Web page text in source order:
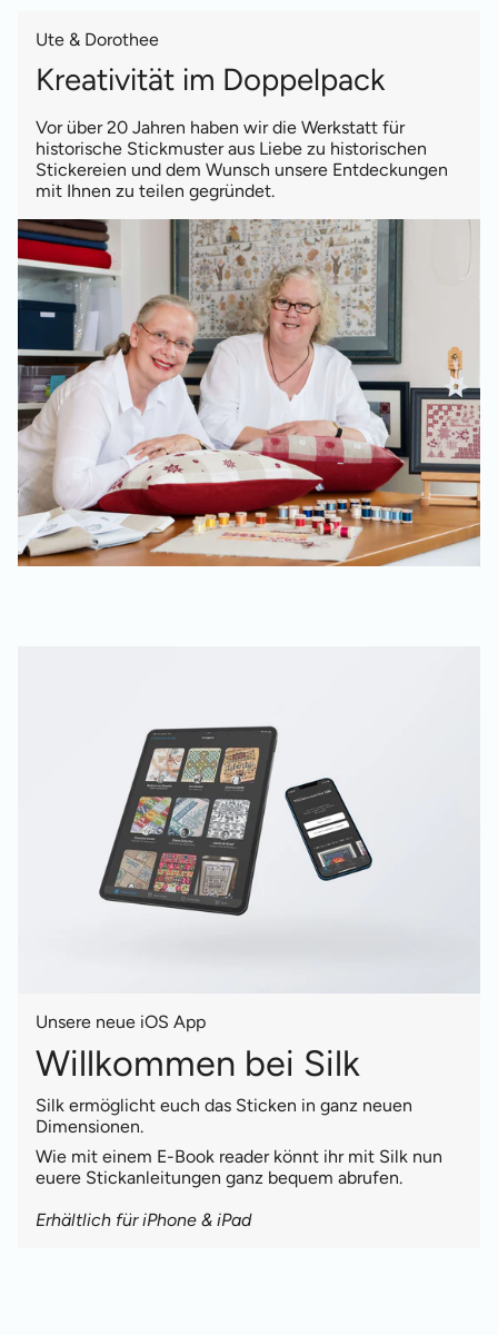
Ute & Dorothee
Kreativität im Doppelpack
Vor über 20 Jahren haben wir die Werkstatt für
historische Stickmuster aus Liebe zu historischen
Stickereien und dem Wunsch unsere Entdeckungen
mit Ihnen zu teilen gegründet.
Unsere neue iOS App
Willkommen bei Silk
Silk ermöglicht euch das Sticken in ganz neuen
Dimensionen.
Wie mit einem E-Book reader könnt ihr mit Silk nun
euere Stickanleitungen ganz bequem abrufen.
Erhältlich für iPhone & iPad